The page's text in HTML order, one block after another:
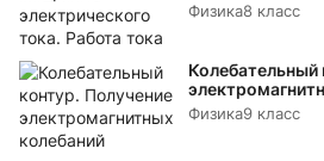
Физика8 класс
Колебательный
Физика9 класс